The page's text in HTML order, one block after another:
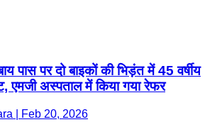
बाय पास पर दो बाइकों की भिड़ंत में 45 वर्षीय
एमजी अस्पताल में किया गया रेफर
| Feb 20, 2026